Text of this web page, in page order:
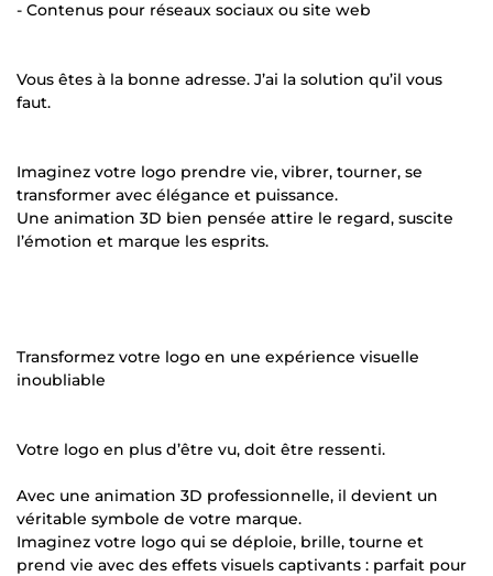
- Contenus pour réseaux sociaux ou site web
Vous êtes à la bonne adresse. J’ai la solution qu’il vous
faut.
Imaginez votre logo prendre vie, vibrer, tourner, se
transformer avec élégance et puissance.
Une animation 3D bien pensée attire le regard, suscite
l’émotion et marque les esprits.
Transformez votre logo en une expérience visuelle
inoubliable
Votre logo en plus d’être vu, doit être ressenti.
Avec une animation 3D professionnelle, il devient un
véritable symbole de votre marque.
Imaginez votre logo qui se déploie, brille, tourne et
prend vie avec des effets visuels captivants : parfait pour